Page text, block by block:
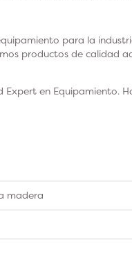
para la
productos de calidad
en Equipamiento.
madera